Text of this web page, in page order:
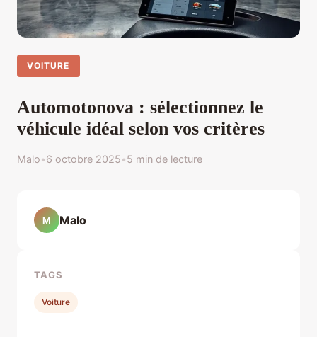
VOITURE
Automotonova : sélectionnez le
véhicule idéal selon vos critères
Malo•6 octobre 2025•5 min de lecture
M Malo
TAGS
Voiture